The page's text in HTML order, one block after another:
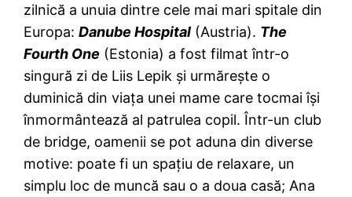
zilnică a unuia dintre cele mai mari spitale din
Europa:Danube Hospital (Austria). The
Fourth One (Estonia) a fost filmat într-o
singură zi de Liis Lepik şi urmăreşte o
duminică din viaţa unei mame care tocmai îşi
înmormântează al patrulea copil. Într-un club
de bridge, oamenii se pot aduna din diverse
motive: poate fi un spaţiu de relaxare, un
simplu loc de muncă sau o a doua casă; Ana